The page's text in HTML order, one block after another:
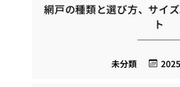
網戸の種類と選び方、サイ
ト
未分類